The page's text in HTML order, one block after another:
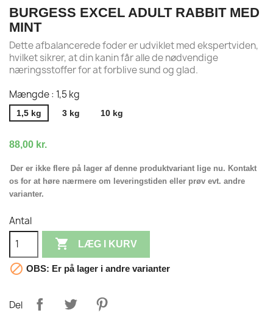
BURGESS EXCEL ADULT RABBIT MED
MINT
Dette afbalancerede foder er udviklet med ekspertviden,
hvilket sikrer, at din kanin får alle de nødvendige
næringsstoffer for at forblive sund og glad.
Mængde : 1,5 kg
1,5 kg 3 kg 10 kg
88,00 kr.
Der er ikke flere på lager af denne produktvariant lige nu. Kontakt
os for at høre nærmere om leveringstiden eller prøv evt. andre
varianter.
Antal
 LÆG I KURV
 OBS: Er på lager i andre varianter
Del